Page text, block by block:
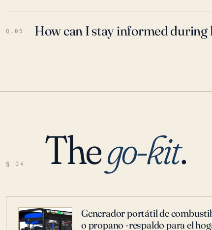
Q.05 How can I stay informed during
§ 04 Thego-kit.
Generador portátil de
o propano -respaldo para el